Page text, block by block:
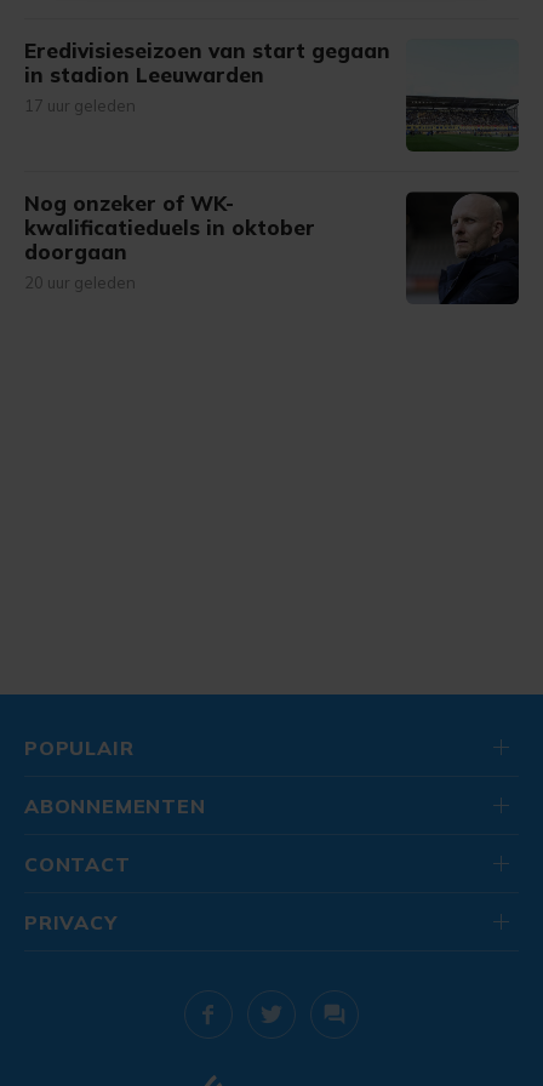
gemaakte keuze altijd wijzigen of intrekken.
Eredivisieseizoen van start gegaan
in stadion Leeuwarden
17 uur geleden
Nog onzeker of WK-
kwalificatieduels in oktober
doorgaan
20 uur geleden
POPULAIR
ABONNEMENTEN
CONTACT
PRIVACY